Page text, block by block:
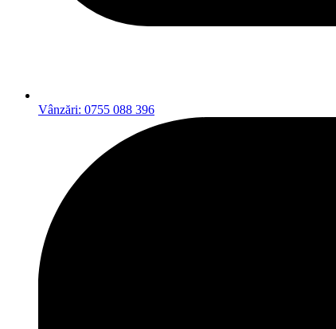
Vânzări: 0755 088 396